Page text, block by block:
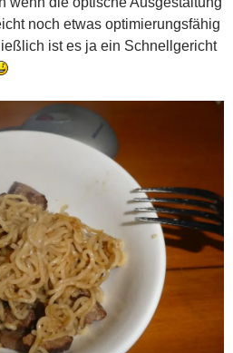
noch etwas optimierungsfähig
ist es ja ein Schnellgericht